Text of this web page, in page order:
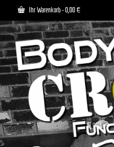
Ihr Warenkorb-0,00 €